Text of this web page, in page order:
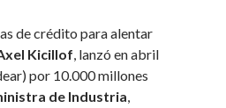
de crédito para alentar
Kicillof, lanzó en abril
por 10.000 millones
de Industria,